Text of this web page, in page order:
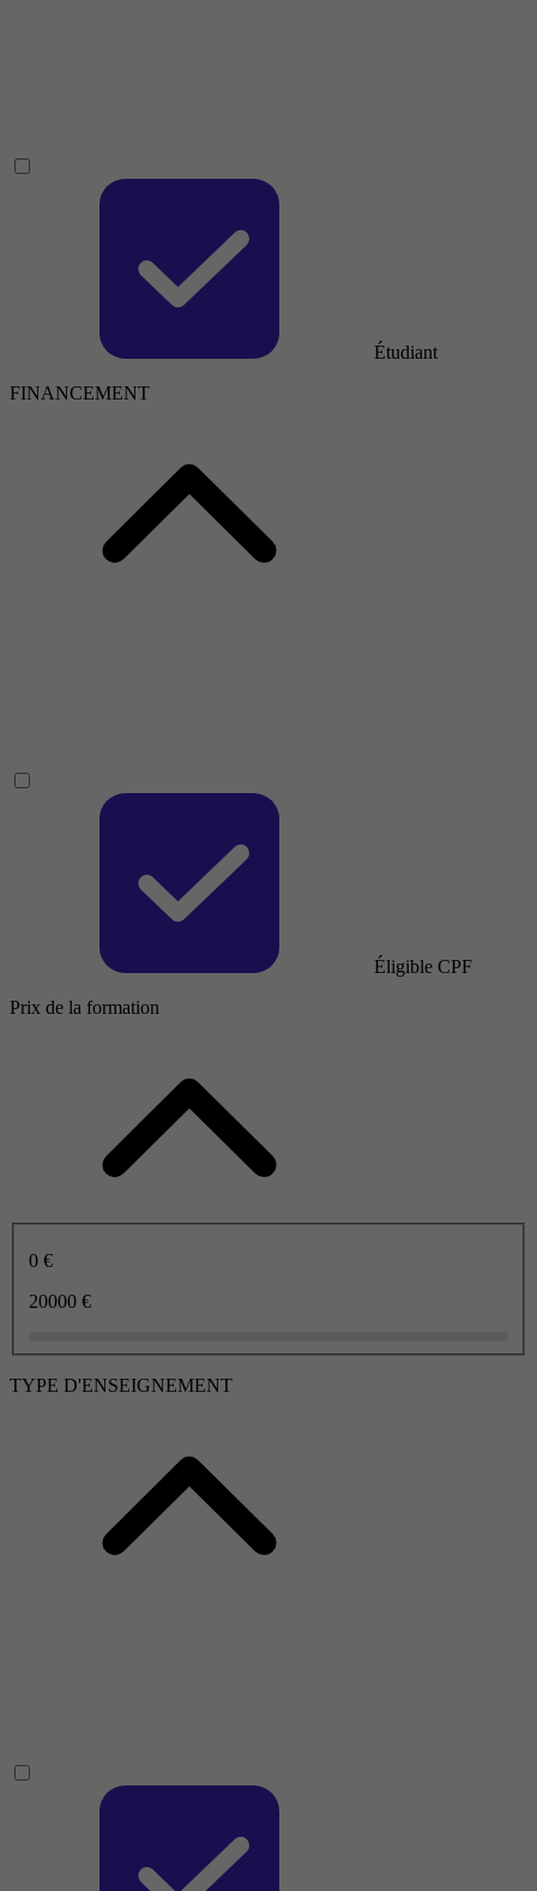
Étudiant
FINANCEMENT
Éligible CPF
Prix de la formation
0 €
20000 €
TYPE D'ENSEIGNEMENT